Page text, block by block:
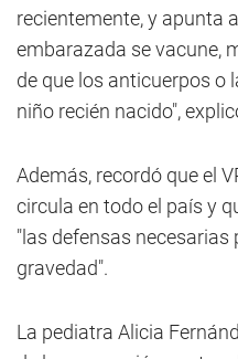
recientemente, y apunta
embarazada se vacune,
de que los anticuerpos o
niño recién nacido",
Además, recordó que el
circula en todo el país y
"las defensas
gravedad".
La pediatra Alicia